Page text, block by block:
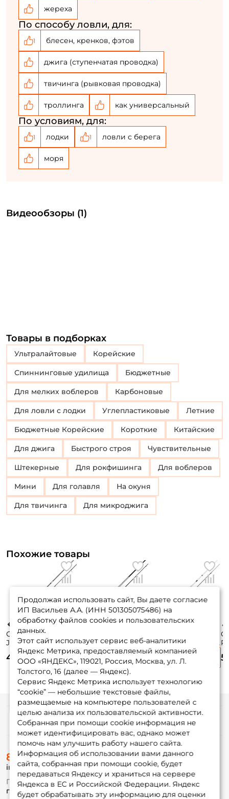
жереха
По способу ловли, для:
1 блесен, кренков, фэтов
джига (ступенчатая проводка)
твичинга (рывковая проводка)
троллинга как универсальный
По условиям, для:
1 лодки 1 ловли с берега
моря
Видеообзоры (1)
Товары в подборках
Ультралайтовые Корейские
Спиннинговые удилища Бюджетные
Для мелких воблеров Карбоновые
Для ловли с лодки Углепластиковые Летние
Бюджетные Корейские Короткие Китайские
Для джига Быстрого строя Чувствительные
Штекерные Для рокфишинга Для воблеров
Мини Для голавля на окуня
для твичинга для микроджига
Похожие товары
Спиннинг Lucky
John Vanrex
Microjig 9 198 см.
2-9 гр.
4 295 ₽
198см. 3-15гр.
103гр. fast /
FAS662MLF
4 205 ₽
Norstream Blaze 2
198см. 0,7-7гр.
87гр. fast / BLS2-
4 900 ₽ 5
Продолжая использовать сайт, Вы даете согласие
ИП Васильев А.А. (ИНН 501305075486) на
обработку файлов cookies и пользовательских
данных.
Этот сайт использует сервис веб-аналитики
Яндекс Метрика, предоставляемый компанией
ООО «ЯНДЕКС», 119021, Россия, Москва, ул. Л.
Толстого, 16 (далее — Яндекс).
Сервис Яндекс Метрика использует технологию
“cookie” — небольшие текстовые файлы,
размещаемые на компьютере пользователей с
целью анализа их пользовательской активности.
Собранная при помощи cookie информация не
может идентифицировать вас, однако может
помочь нам улучшить работу нашего сайта.
Информация об использовании вами данного
сайта, собранная при помощи cookie, будет
передаваться Яндексу и храниться на сервере
Яндекса в ЕС и Российской Федерации. Яндекс
будет обрабатывать эту информацию для оценки
Информация
О магазине
Доставка
Оплата
Fox-bonus
Гуру
8 (495) 532-77-88
info@foxfishing.ru
По вопросам с заказом
г. Москва, ул. Плеханова д.7